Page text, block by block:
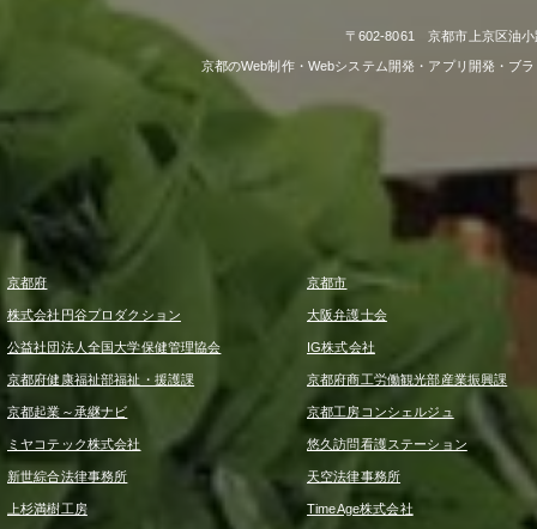
〒602-8061 京都市上京区油
京都のWeb制作・Webシステム開発・アプリ開発・ブ
京都府 京都市
株式会社円谷プロダクション 大阪弁護士会
公益社団法人全国大学保健管理協会 IG株式会社
京都府健康福祉部福祉・援護課 京都府商工労働観光部産業振興課
京都起業～承継ナビ 京都工房コンシェルジュ
ミヤコテック株式会社 悠久訪問看護ステーション
新世綜合法律事務所 天空法律事務所
上杉満樹工房 TimeAge株式会社